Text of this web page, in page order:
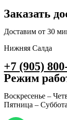
Заказать
Доставим от 30
Нижняя Салда
+7 (905)
Режим
Воскресенье –
Пятница –